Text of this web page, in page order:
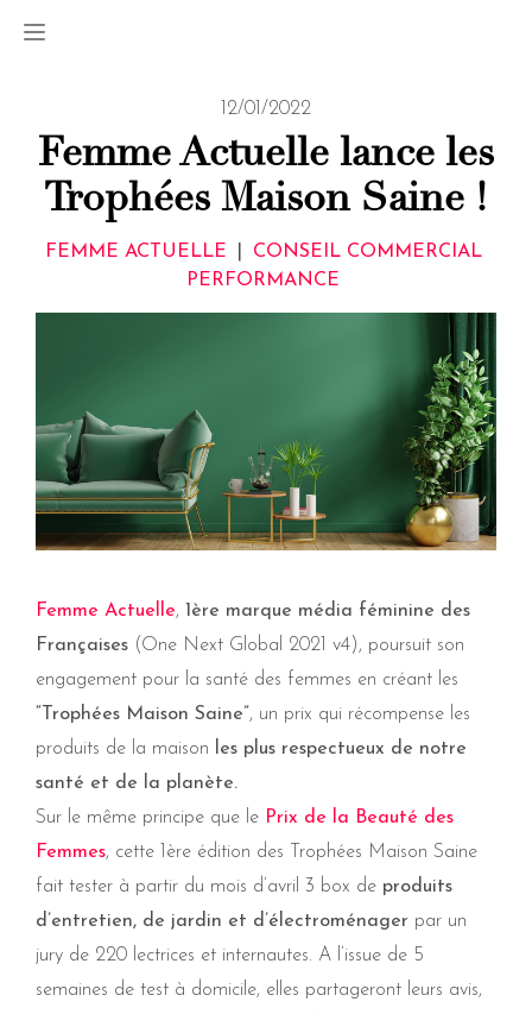
12/01/2022
Femme Actuelle lance les
Trophées Maison Saine !
FEMME ACTUELLE
CONSEIL COMMERCIAL
PERFORMANCE
Femme Actuelle, 1ère marque média féminine des
Françaises (One Next Global 2021 v4), poursuit son
engagement pour la santé des femmes en créant les
“Trophées Maison Saine”, un prix qui récompense les
produits de la maison
les plus respectueux de notre
santé et de la planète.
Sur le même principe que le Prix de la Beauté des
Femmes, cette 1ère édition des Trophées Maison Saine
fait tester à partir du mois d’avril 3 box de produits
d’entretien, de jardin et d’électroménager par un
jury de 220 lectrices et internautes. A l’issue de 5
semaines de test à domicile, elles partageront leurs avis,